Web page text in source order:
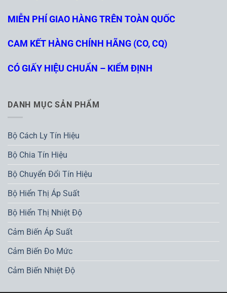
MIỄN PHÍ GIAO HÀNG TRÊN TOÀN QUỐC
CAM KẾT HÀNG CHÍNH HÃNG (CO, CQ)
CÓ GIẤY HIỆU CHUẨN – KIỂM ĐỊNH
DANH MỤC SẢN PHẨM
Bộ Cách Ly Tín Hiệu
Bộ Chia Tín Hiệu
Bộ Chuyển Đổi Tín Hiệu
Bộ Hiển Thị Áp Suất
Bộ Hiển Thị Nhiệt Độ
Cảm Biến Áp Suất
Cảm Biến Đo Mức
Cảm Biến Nhiệt Độ